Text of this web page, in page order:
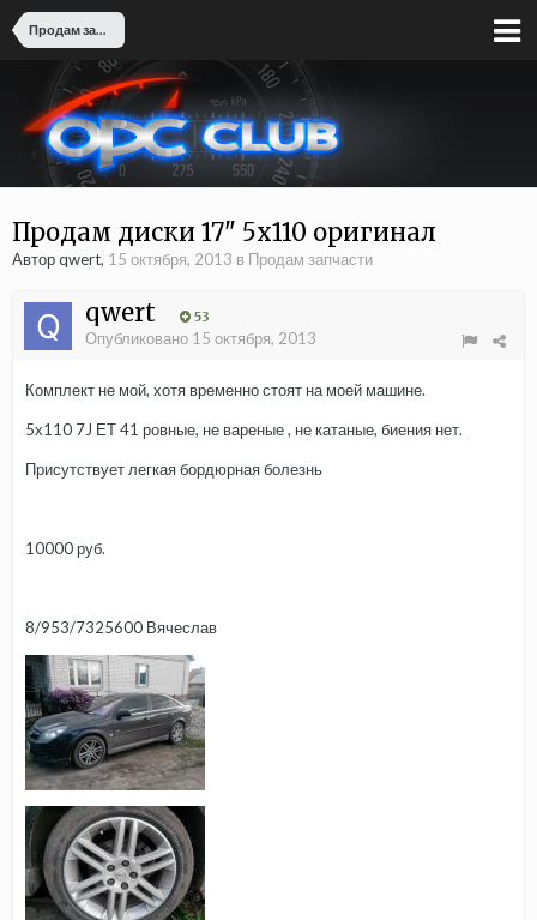
Продам запчасти
Продам диски 17" 5х110 оригинал
Автор qwert, 15 октября, 2013 в Продам запчасти
qwert 53
Опубликовано 15 октября, 2013
Комплект не мой, хотя временно стоят на моей машине.
5х110 7J ЕТ 41 ровные, не вареные , не катаные, биения нет.
Присутствует легкая бордюрная болезнь
10000 руб.
8/953/7325600 Вячеслав